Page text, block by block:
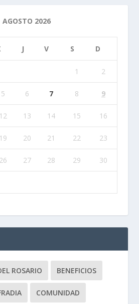
AGOSTO 2026
J V S D
1 2
5 6 7 8 9
12 13 14 15 16
19 20 21 22 23
26 27 28 29 30
ROSARIO BENEFICIOS
COMUNIDAD